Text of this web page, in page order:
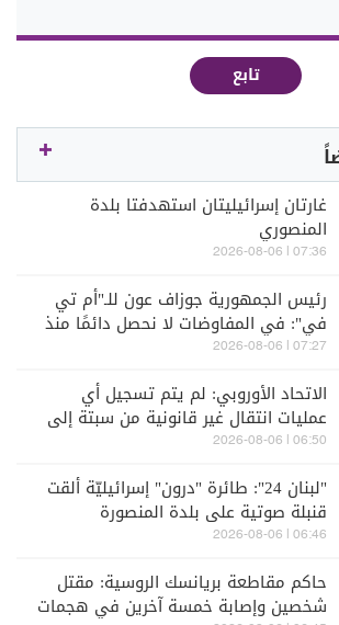
تابع
غارتان إسرائيليتان استهدفتا بلدة
المنصوري
07:36 | 2026-08-06
رئيس الجمهورية جوزاف عون للـ"أم تي
في": في المفاوضات لا نحصل دائمًا منذ
البداية على كل ما نريده فهذا مسار
07:27 | 2026-08-06
الاتحاد الأوروبي: لم يتم تسجيل أي
عمليات انتقال غير قانونية من سبتة إلى
البرّ الإسباني
06:50 | 2026-08-06
"لبنان 24": طائرة "درون" إسرائيليّة ألقت
قنبلة صوتية على بلدة المنصورة
06:46 | 2026-08-06
حاكم مقاطعة بريانسك الروسية: مقتل
شخصين وإصابة خمسة آخرين في هجمات